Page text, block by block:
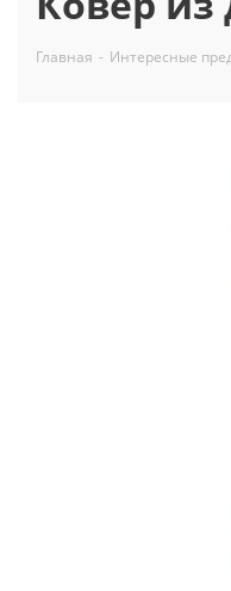
Главная - Интересные